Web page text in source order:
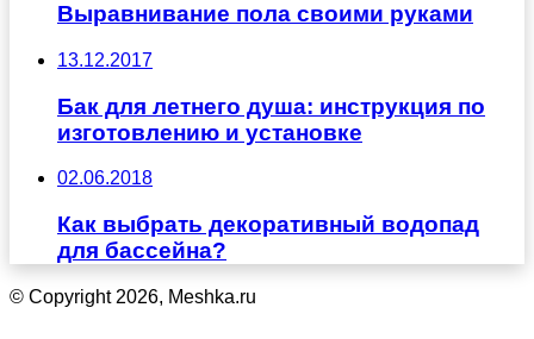
Выравнивание пола своими руками
13.12.2017
Бак для летнего душа: инструкция по
изготовлению и установке
02.06.2018
Как выбрать декоративный водопад
для бассейна?
© Copyright 2026, Meshka.ru